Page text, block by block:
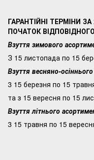
ГАРАНТІЙНІ ТЕРМІНИ
ПОЧАТОК
Взуття зимового
З 15 листопада по 15
Взуття весняно-
3 15 березня по 15
та з 15 вересня по 15
Взуття літнього
3 15 травня по 15